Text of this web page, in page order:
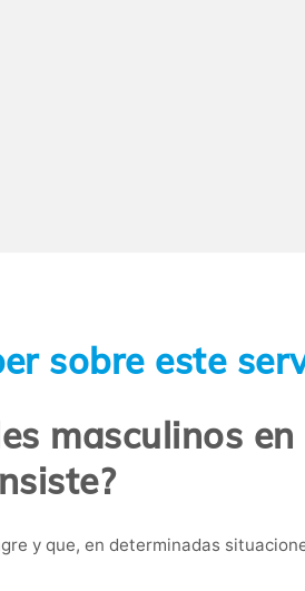
sobre este
masculinos en
y que, en determinadas